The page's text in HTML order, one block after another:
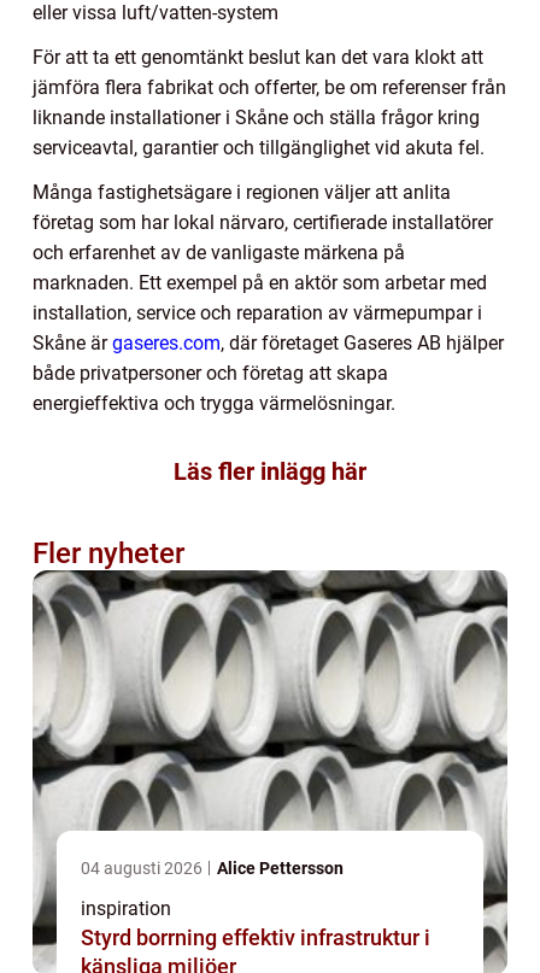
eller vissa luft/vatten-system
För att ta ett genomtänkt beslut kan det vara klokt att
jämföra flera fabrikat och offerter, be om referenser från
liknande installationer i Skåne och ställa frågor kring
serviceavtal, garantier och tillgänglighet vid akuta fel.
Många fastighetsägare i regionen väljer att anlita
företag som har lokal närvaro, certifierade installatörer
och erfarenhet av de vanligaste märkena på
marknaden. Ett exempel på en aktör som arbetar med
installation, service och reparation av värmepumpar i
Skåne ärgaseres.com, där företaget Gaseres AB hjälper
både privatpersoner och företag att skapa
energieffektiva och trygga värmelösningar.
Läs fler inlägg här
Fler nyheter
04 augusti 2026 Alice Pettersson
inspiration
Styrd borrning effektiv infrastruktur i
känsliga miljöer